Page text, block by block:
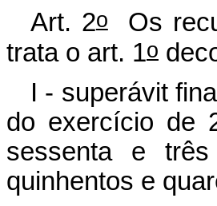
Art. 2oOs
trata o art. 1o
I - superávit
do exercício de
sessenta e
quinhentos e